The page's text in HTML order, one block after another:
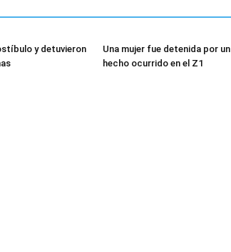
y detuvieron
Una mujer fue detenida por un
hecho ocurrido en el Z1